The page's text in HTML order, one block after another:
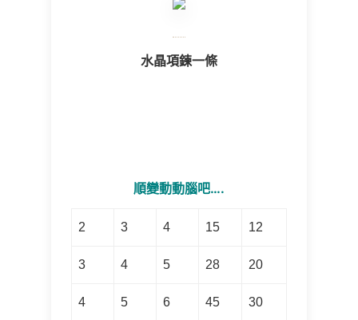
水晶項鍊一條
順變動動腦吧….
2 3 4 15 12
3 4 5 28 20
4 5 6 45 30